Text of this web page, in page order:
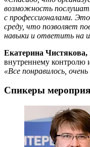
возможность
с профессионалами.
среду, что позволяет
навыки и ответить на
Екатерина Чистякова,
внутреннему контролю
«Все понравилось,
Спикеры